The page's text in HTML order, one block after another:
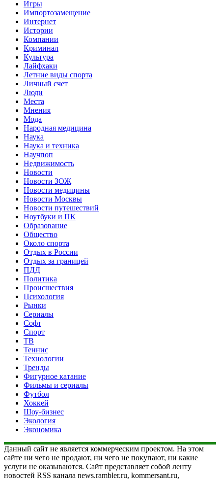
Игры
Импортозамещение
Интернет
Истории
Компании
Криминал
Культура
Лайфхаки
Летние виды спорта
Личный счет
Люди
Места
Мнения
Мода
Народная медицина
Наука
Наука и техника
Научпоп
Недвижимость
Новости
Новости ЗОЖ
Новости медицины
Новости Москвы
Новости путешествий
Ноутбуки и ПК
Образование
Общество
Около спорта
Отдых в России
Отдых за границей
ПДД
Политика
Происшествия
Психология
Рынки
Сериалы
Софт
Спорт
ТВ
Теннис
Технологии
Тренды
Фигурное катание
Фильмы и сериалы
Футбол
Хоккей
Шоу-бизнес
Экология
Экономика
Данный сайт не является коммерческим проектом. На этом
сайте ни чего не продают, ни чего не покупают, ни какие
услуги не оказываются. Сайт представляет собой ленту
новостей RSS канала news.rambler.ru, kommersant.ru,